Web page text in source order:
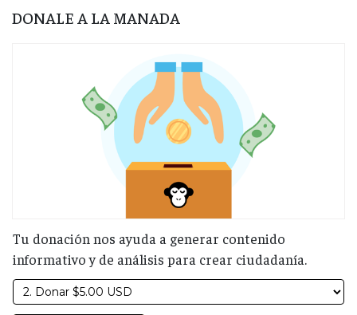
DONALE A LA MANADA
Tu donación nos ayuda a generar contenido
informativo y de análisis para crear ciudadanía.